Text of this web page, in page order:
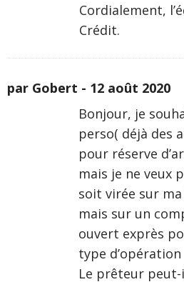
Cordialement,
Crédit.
par Gobert - 12 août 2020
Bonjour, je
perso( déjà des
pour réserve
mais je ne veux
soit virée sur
mais sur un
ouvert exprès
type d’opération
Le prêteur